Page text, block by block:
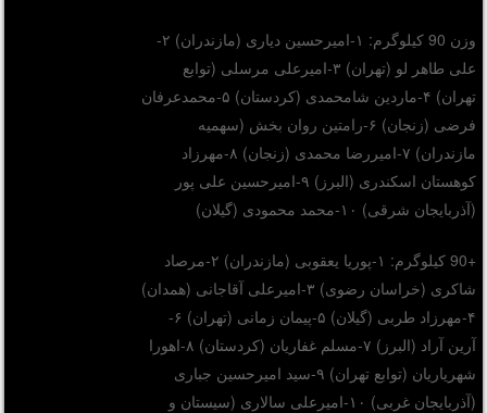
وزن 90 کیلوگرم: ۱-امیرحسین دیاری (مازندران) ۲-
علی طاهر لو (تهران) ۳-امیرعلی مرسلی (توابع
تهران) ۴-ماردین شامحمدی (کردستان) ۵-محمدعرفان
فرضی (زنجان) ۶-رامتین روان بخش (سهمیه
مازندران) ۷-امیررضا محمدی (زنجان) ۸-مهرزاد
کوهستان اسکندری (البرز) ۹-امیرحسین علی پور
(آذربایجان شرقی) ۱۰-محمد محمودی (گیلان)
+90 کیلوگرم: ۱-پوریا یعقوبی (مازندران) ۲-مرصاد
شاکری (خراسان رضوی) ۳-امیرعلی آقاجانی (همدان)
۴-مهرزاد طربی (گیلان) ۵-پیمان زمانی (تهران) ۶-
آرین آراد (البرز) ۷-مسلم غفاریان (کردستان) ۸-اهورا
شهریاریان (توابع تهران) ۹-سید امیرحسین جباری
(آذربایجان غربی) ۱۰-امیرعلی سالاری (سیستان و